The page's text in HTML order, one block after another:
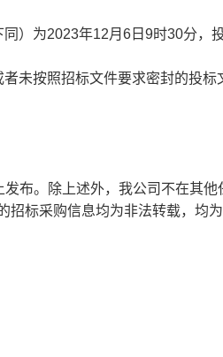
）为2023年12月6日9时30分，
未按照招标文件要求密封的投标
布。除上述外，我公司不在其
标采购信息均为非法转载，均为